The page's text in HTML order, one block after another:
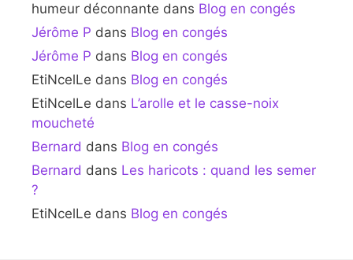
humeur déconnante dans Blog en congés
Jérôme P dans Blog en congés
Jérôme P dans Blog en congés
EtiNcelLe dans Blog en congés
EtiNcelLe dans L’arolle et le casse-noix
moucheté
Bernard dans Blog en congés
Bernard dans Les haricots : quand les semer
?
EtiNcelLe dans Blog en congés